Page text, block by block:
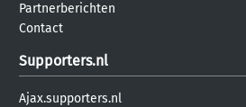
Partnerberichten
Contact
Supporters.nl
Ajax.supporters.nl